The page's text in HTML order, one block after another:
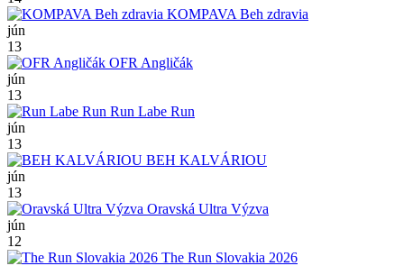
KOMPAVA Beh zdravia
jún
13
OFR Angličák
jún
13
Run Labe Run
jún
13
BEH KALVÁRIOU
jún
13
Oravská Ultra Výzva
jún
12
The Run Slovakia 2026